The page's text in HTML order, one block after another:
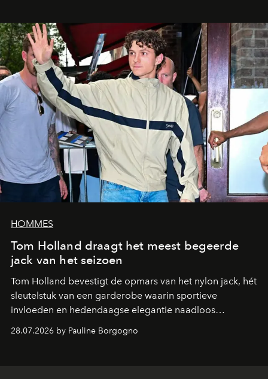
HOMMES
Tom Holland draagt het meest begeerde
jack van het seizoen
Tom Holland bevestigt de opmars van het nylon jack, hét
sleutelstuk van een garderobe waarin sportieve
invloeden en hedendaagse elegantie naadloos
samenkomen.
28.07.2026 by Pauline Borgogno